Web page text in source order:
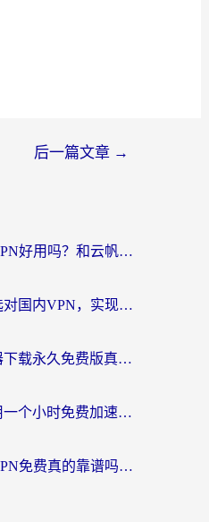
后一篇文章 →
海外党必看：穿梭VPN好用吗？和云帆VPN对比哪个回国效果更好？附真实测评+避坑指南
海外党必看：如何选对国内VPN，实现无缝访问国内资源？
海外党必看：加速器下载永久免费版真的存在吗？教你无缝访问国内资源的正确姿势
海外党自救指南：用一个小时免费加速器，轻松打破国内资源访问壁垒？
海外党必看：中国VPN免费真的靠谱吗？手把手教你选对回国加速器